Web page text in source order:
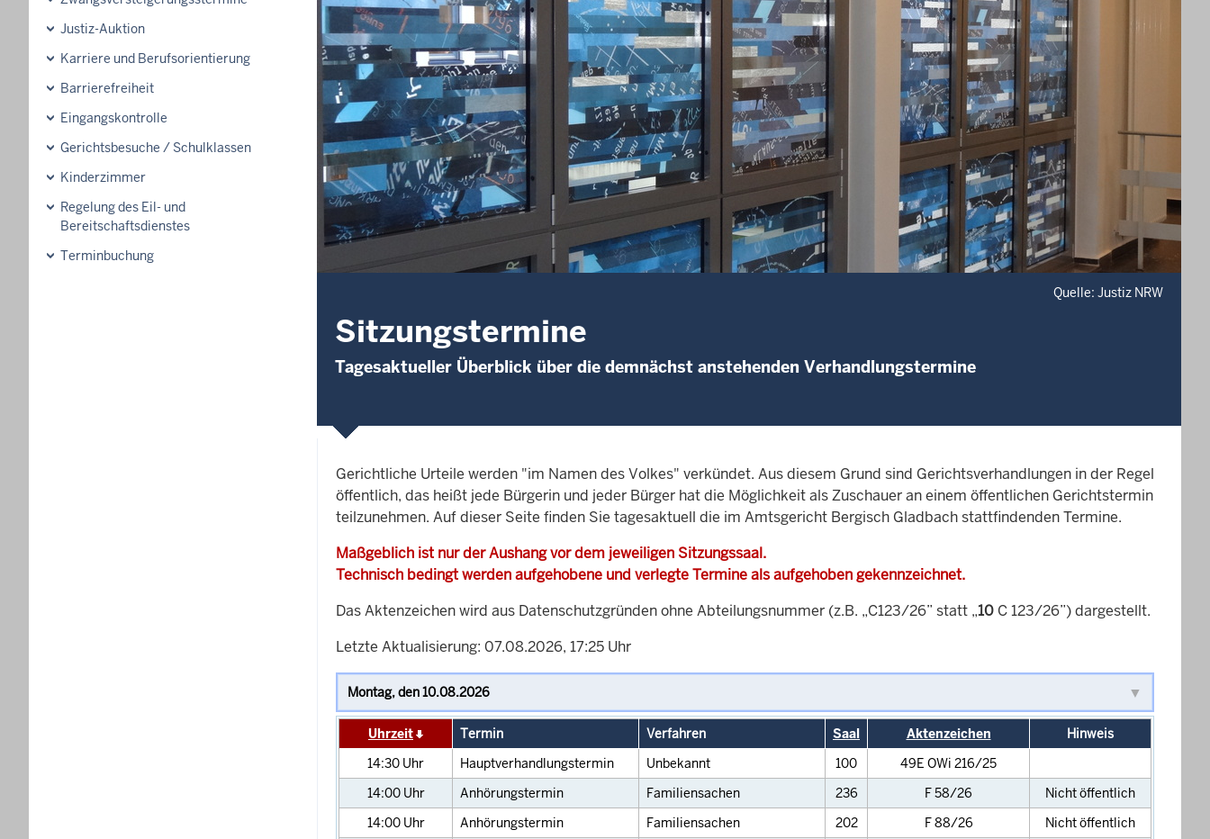
Justiz-Auktion
Karriere und Berufsorientierung
Barrierefreiheit
Eingangskontrolle
Gerichtsbesuche / Schulklassen
Kinderzimmer
Regelung des Eil- und
Bereitschaftsdienstes
Terminbuchung
Quelle: Justiz NRW
Sitzungstermine
Tagesaktueller Überblick über die demnächst anstehenden Verhandlungstermine
Gerichtliche Urteile werden "im Namen des Volkes" verkündet. Aus diesem Grund sind Gerichtsverhandlungen in der Regel
öffentlich, das heißt jede Bürgerin und jeder Bürger hat die Möglichkeit als Zuschauer an einem öffentlichen Gerichtstermin
teilzunehmen. Auf dieser Seite finden Sie tagesaktuell die im Amtsgericht Bergisch Gladbach stattfindenden Termine.
Maßgeblich ist nur der Aushang vor dem jeweiligen Sitzungssaal.
Technisch bedingt werden aufgehobene und verlegte Termine als aufgehoben gekennzeichnet.
Das Aktenzeichen wird aus Datenschutzgründen ohne Abteilungsnummer (z.B. „C123/26” statt „10 C 123/26”) dargestellt.
Letzte Aktualisierung: 07.08.2026, 17:25 Uhr
Uhrzeit Termin Verfahren Saal Aktenzeichen
Hinweis
14:30 Uhr Hauptverhandlungstermin Unbekannt 100
49E OWi 216/25
14:00 Uhr Anhörungstermin Familiensachen 236 F 58/26
Nicht öffentlich
14:00 Uhr Anhörungstermin Familiensachen 202 F 88/26
Nicht öffentlich